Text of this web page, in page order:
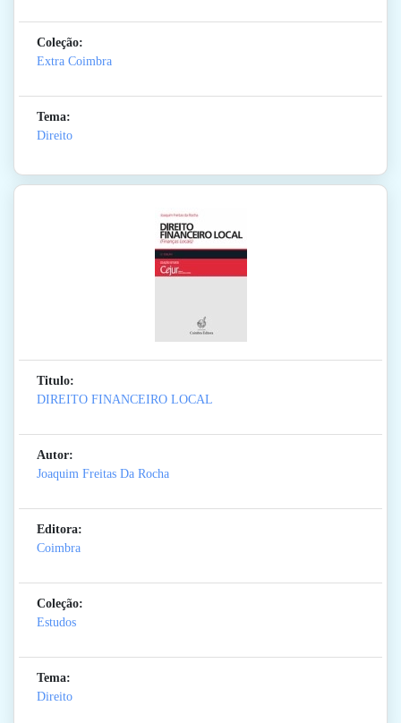
Coleção:
Extra Coimbra
Tema:
Direito
Titulo:
DIREITO FINANCEIRO LOCAL
Autor:
Joaquim Freitas Da Rocha
Editora:
Coimbra
Coleção:
Estudos
Tema:
Direito